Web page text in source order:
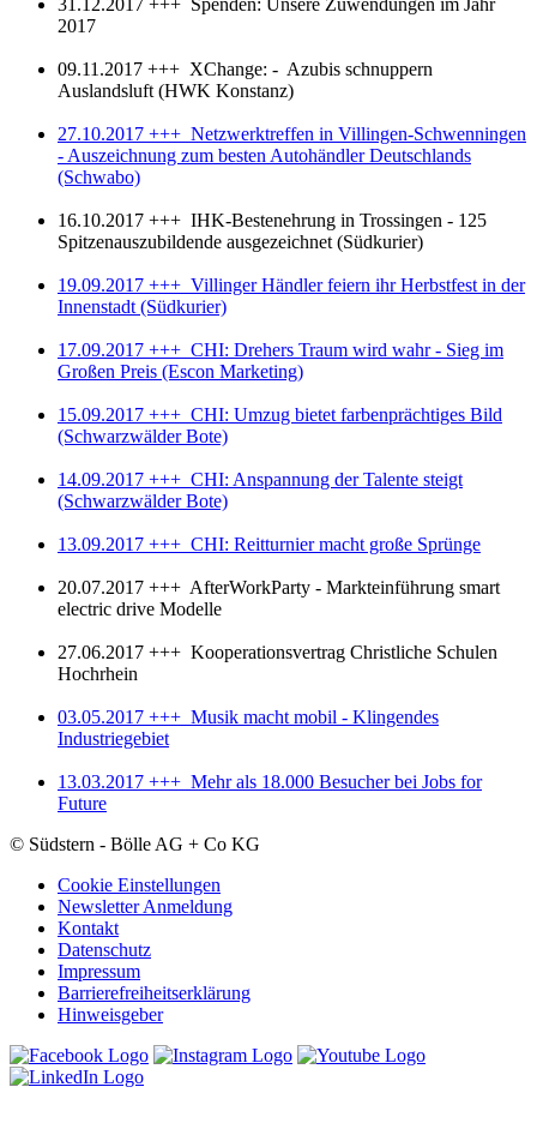
2017
09.11.2017 +++ XChange: - Azubis schnuppern
Auslandsluft (HWK Konstanz)
27.10.2017 +++ Netzwerktreffen in Villingen-Schwenningen
- Auszeichnung zum besten Autohändler Deutschlands
(Schwabo)
16.10.2017 +++ IHK-Bestenehrung in Trossingen - 125
Spitzenauszubildende ausgezeichnet (Südkurier)
19.09.2017 +++ Villinger Händler feiern ihr Herbstfest in der
Innenstadt (Südkurier)
17.09.2017 +++ CHI: Drehers Traum wird wahr - Sieg im
Großen Preis (Escon Marketing)
15.09.2017 +++ CHI: Umzug bietet farbenprächtiges Bild
(Schwarzwälder Bote)
14.09.2017 +++ CHI: Anspannung der Talente steigt
(Schwarzwälder Bote)
13.09.2017 +++ CHI: Reitturnier macht große Sprünge
20.07.2017 +++ AfterWorkParty - Markteinführung smart
electric drive Modelle
27.06.2017 +++ Kooperationsvertrag Christliche Schulen
Hochrhein
03.05.2017 +++ Musik macht mobil - Klingendes
Industriegebiet
13.03.2017 +++ Mehr als 18.000 Besucher bei Jobs for
Future
© Südstern - Bölle AG + Co KG
Cookie Einstellungen
Newsletter Anmeldung
Kontakt
Datenschutz
Impressum
Barrierefreiheitserklärung
Hinweisgeber